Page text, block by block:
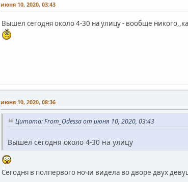
июня 10, 2020, 03:43
Вышел сегодня около 4-30 на улицу - вообще
июня 10, 2020, 08:36
Цитата: From_Odessa от июня 10, 2020, 03:43
Вышел сегодня около 4-30 на улицу
Сегодня в полпервого ночи видела во дворе двух